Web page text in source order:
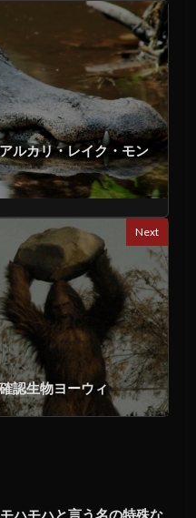
ルカリ・レイク・モン
Next
認生物ヨーウィ
モハモハと言う名の特殊な